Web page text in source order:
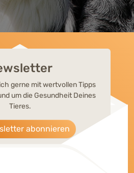
gerne mit wertvollen Tipps
um die Gesundheit Deines
Tieres.
abonnieren